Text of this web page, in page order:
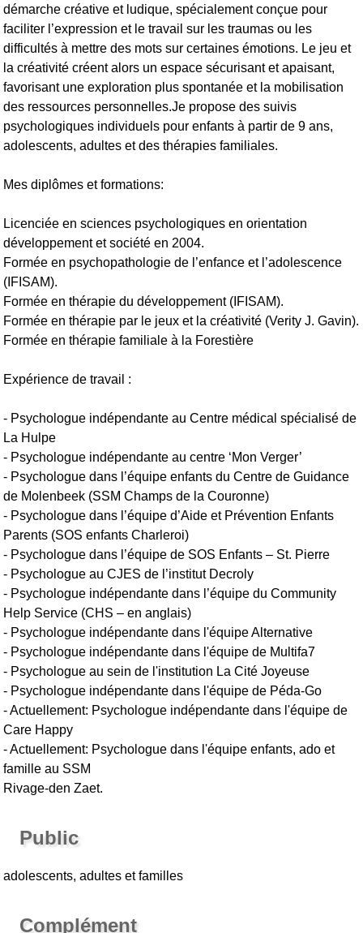
démarche créative et ludique, spécialement conçue pour
faciliter l’expression et le travail sur les traumas ou les
difficultés à mettre des mots sur certaines émotions. Le jeu et
la créativité créent alors un espace sécurisant et apaisant,
favorisant une exploration plus spontanée et la mobilisation
des ressources personnelles.Je propose des suivis
psychologiques individuels pour enfants à partir de 9 ans,
adolescents, adultes et des thérapies familiales.
Mes diplômes et formations:
Licenciée en sciences psychologiques en orientation
développement et société en 2004.
Formée en psychopathologie de l’enfance et l’adolescence
(IFISAM).
Formée en thérapie du développement (IFISAM).
Formée en thérapie par le jeux et la créativité (Verity J. Gavin).
Formée en thérapie familiale à la Forestière
Expérience de travail :
- Psychologue indépendante au Centre médical spécialisé de
La Hulpe
- Psychologue indépendante au centre ‘Mon Verger’
- Psychologue dans l’équipe enfants du Centre de Guidance
de Molenbeek (SSM Champs de la Couronne)
- Psychologue dans l’équipe d’Aide et Prévention Enfants
Parents (SOS enfants Charleroi)
- Psychologue dans l’équipe de SOS Enfants – St. Pierre
- Psychologue au CJES de l’institut Decroly
- Psychologue indépendante dans l’équipe du Community
Help Service (CHS – en anglais)
- Psychologue indépendante dans l'équipe Alternative
- Psychologue indépendante dans l'équipe de Multifa7
- Psychologue au sein de l'institution La Cité Joyeuse
- Psychologue indépendante dans l'équipe de Péda-Go
- Actuellement: Psychologue indépendante dans l'équipe de
Care Happy
- Actuellement: Psychologue dans l'équipe enfants, ado et
famille au SSM
Rivage-den Zaet.
Public
adolescents, adultes et familles
Complément